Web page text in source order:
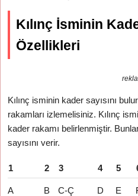
Kılınç İsminin
Özellikleri
Kılınç isminin kader sayısını
rakamları izlemelisiniz. Kılınç
kader rakamı belirlenmiştir.
sayısını verir.
1 2 3 4 5
A B C-Ç D E